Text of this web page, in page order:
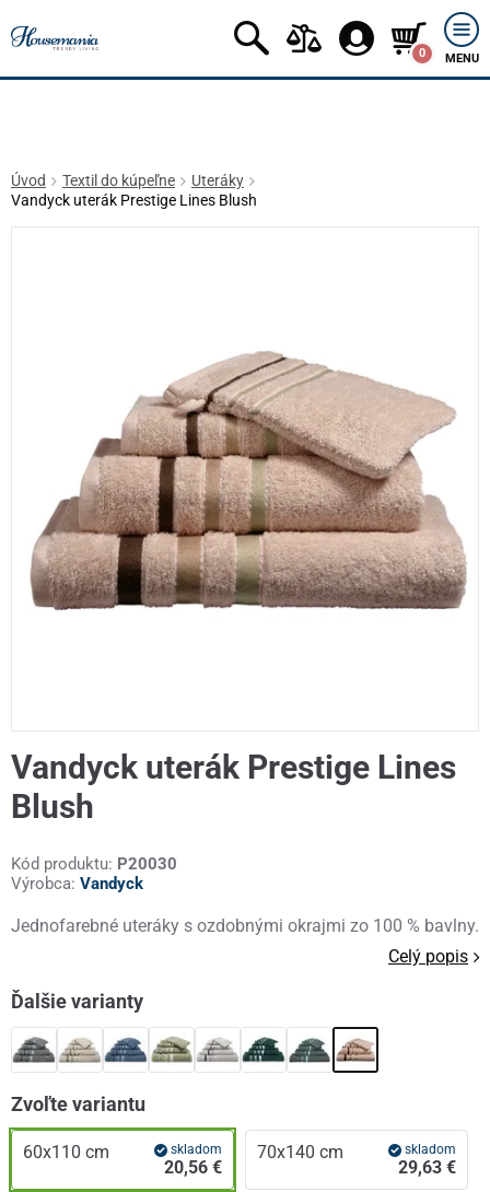
0 MENU
Úvod Textil do kúpeľne
Uteráky
Vandyck uterák Prestige Lines Blush
Vandyck uterák Prestige Lines
Blush
Kód produktu: P20030
Výrobca: Vandyck
Jednofarebné uteráky s ozdobnými okrajmi zo 100 % bavlny.
Celý popis
Ďalšie varianty
Zvoľte variantu
60x110 cm skladom
20,56 €
70x140 cm skladom
29,63 €